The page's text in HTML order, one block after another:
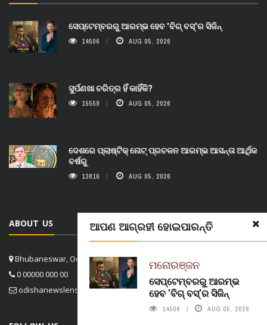
ଆପଣ ଆଗ୍ରହୀ ହୋଇପାରନ୍ତି
ମନୋରଞ୍ଜନ
ସେପ୍ଟେମ୍ବରରୁ ଆରମ୍ଭ
ହେବ 'ବିଗ୍ ବସ୍'ର ସିଜିନ୍
14506 AUG 05, 2026
ସେପ୍ଟେମ୍ବରରୁ ଆରମ୍ଭ ହେବ 'ବିଗ୍ ବସ୍'ର ସିଜିନ୍
14506 AUG 05, 2026
ସୁର୍ପଣଖା ଚରିତ୍ର ହିଁ କାହିଁକି?
15559 AUG 05, 2026
ଦେଶରେ ପ୍ଲାଷ୍ଟିକ୍ ନୋଟ୍‌ ପ୍ରଚଳନ ଆରମ୍ଭ ଆସନ୍ତା ଆର୍ଥିକ
ବର୍ଷରୁ
13816 AUG 05, 2026
ABOUT US
Bhubaneswar, Odisha, India
0 00000 000 00
odishanewslens@gmail.com